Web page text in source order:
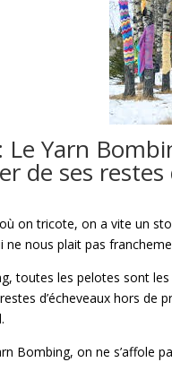
Le Yarn
de ses restes
on tricote, on a vite un
ne nous plait pas
toutes les pelotes sont
d’écheveaux hors
Bombing, on ne s’affole